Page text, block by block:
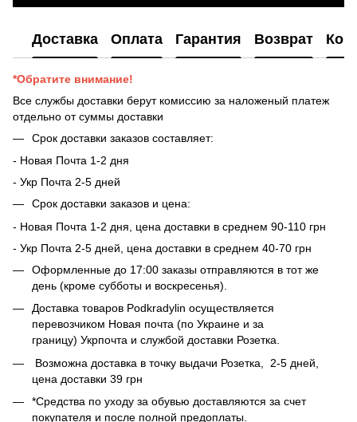
Доставка Оплата Гарантия Возврат
*Обратите внимание!
Все службы доставки берут комиссию за наложеный платеж
отдельно от суммы доставки
Срок доставки заказов составляет:
- Новая Почта 1-2 дня
- ​​Укр Почта 2-5 дней
Срок доставки заказов и цена:
- Новая Почта 1-2 дня, цена доставки в среднем 90-110 грн
- Укр Почта 2-5 дней, цена доставки в среднем 40-70 грн
Оформленные до 17:00 заказы отправляются в тот же
день (кроме субботы и воскресенья).
Доставка товаров Podkradylin осуществляется
перевозчиком Новая почта (по Украине и за
границу) Укрпочта и службой доставки Розетка.
Возможна доставка в точку выдачи Розетка, 2-5 дней,
цена доставки 39 грн
*Средства по уходу за обувью доставляются за счет
покупателя и после полной предоплаты.